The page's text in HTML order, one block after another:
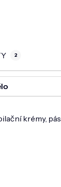
2
krémy,